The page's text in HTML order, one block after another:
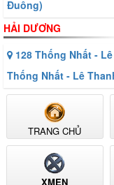
Đuông)
HẢI DƯƠNG
128 Thống Nhất -
Thống Nhất - Lê
TRANG CHỦ
XMEN